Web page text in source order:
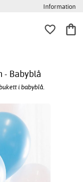
Information
- Babyblå
i babyblå.